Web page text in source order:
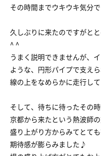
その時間までウキウキ気分
久しぶりに来たのですがと
^ ^
うまく説明できませんが、
ような、円形パイプで支え
線の上をなめらかに走行し
そして、待ちに待ったその
京都から来たという熱波師
盛り上がり方からみてとても
期待感が膨らみました♪